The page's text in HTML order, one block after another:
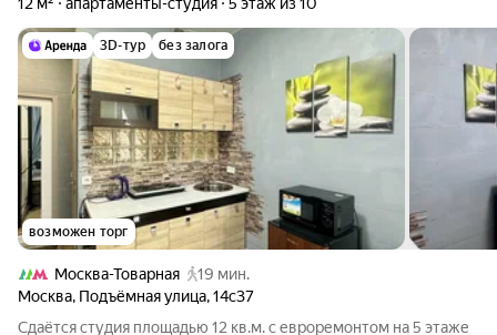
3D-тур без залога
возможен торг
Москва-Товарная
19 мин.
Москва, Подъёмная улица,14с37
Сдаётся студия площадью 12 кв.м. с евроремонтом на 5 этаже